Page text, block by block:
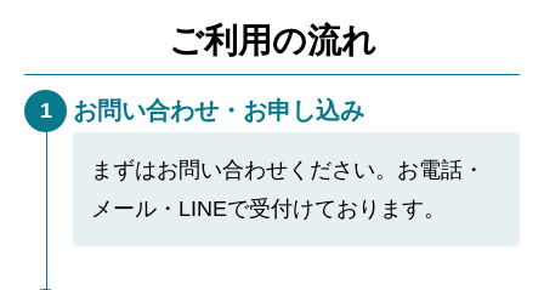
ご利用の流れ
1 お問い合わせ・お申し込み
まずはお問い合わせください。お電話・
メール・LINEで受付けております。